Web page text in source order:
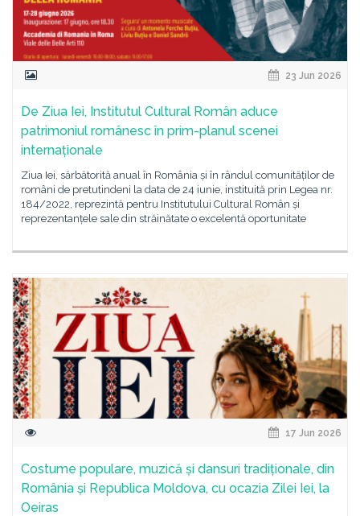
23 Jun 2026
De Ziua Iei, Institutul Cultural Român aduce
patrimoniul românesc în prim-planul scenei
internaționale
Ziua Iei, sărbătorită anual în România și în rândul comunităților de
români de pretutindeni la data de 24 iunie, instituită prin Legea nr.
184/2022, reprezintă pentru Institutului Cultural Român și
reprezentanțele sale din străinătate o excelentă oportunitate
17 Jun 2026
Costume populare, muzică și dansuri tradiționale, din
România și Republica Moldova, cu ocazia Zilei Iei, la
Oeiras